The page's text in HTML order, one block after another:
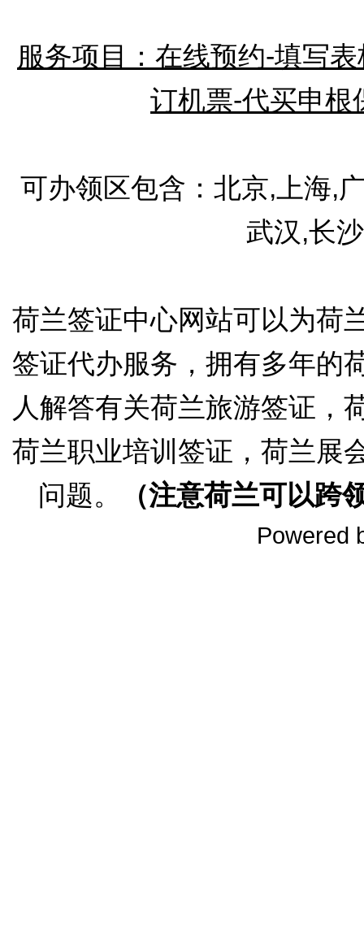
服务项目：在线预约-填写
订机票-代买申根
可办领区包含：北京,上海,
武汉,长
荷兰签证中心网站可以为荷
签证代办服务，拥有多年的
人解答有关荷兰旅游签证，
荷兰职业培训签证，荷兰展
问题。
（注意荷兰可以跨
Powered